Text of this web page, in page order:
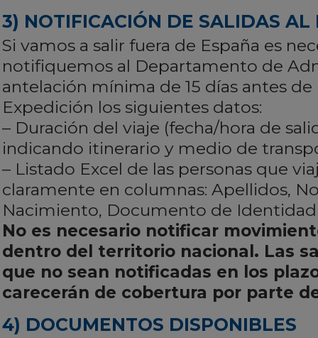
3) NOTIFICACIÓN DE SALIDAS AL
Si vamos a salir fuera de España es
notifiquemos al Departamento de
antelación mínima de 15 días antes de
Expedición los siguientes datos:
– Duración del viaje (fecha/hora de
indicando itinerario y medio de
– Listado Excel de las personas que
claramente en columnas: Apellidos,
Nacimiento, Documento de
No es necesario notificar
dentro del territorio nacional. Las
que no sean notificadas en los
carecerán de cobertura por parte
4) DOCUMENTOS DISPONIBLES